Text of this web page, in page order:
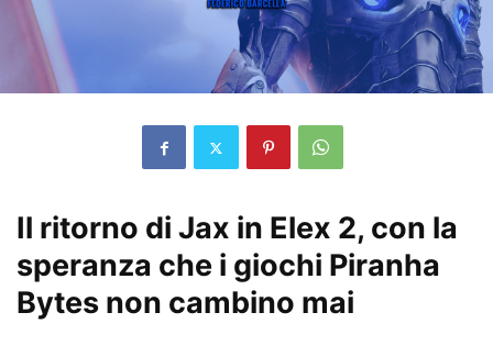
Il ritorno di Jax in Elex 2, con la
speranza che i giochi Piranha
Bytes non cambino mai